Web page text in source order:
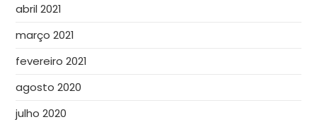
abril 2021
março 2021
fevereiro 2021
agosto 2020
julho 2020